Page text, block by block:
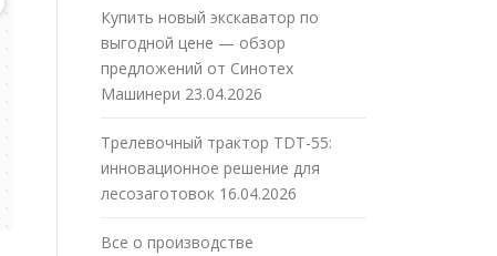
Купить новый экскаватор по
выгодной цене — обзор
предложений от Синотех
Машинери 23.04.2026
Трелевочный трактор TDT-55:
инновационное решение для
лесозаготовок 16.04.2026
Все о производстве